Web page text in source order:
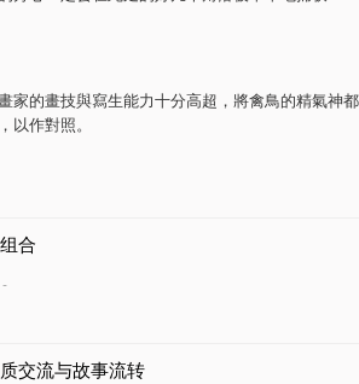
家的畫技與寫生能力十分高超，將禽鳥的精氣神
作對照。
合
-
交流与故事流转